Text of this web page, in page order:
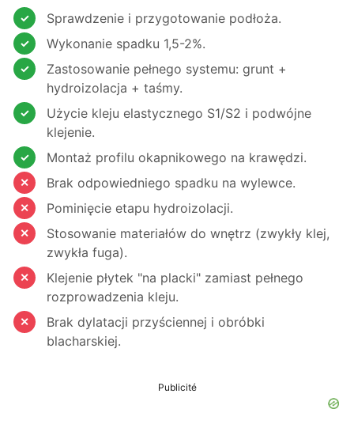
Sprawdzenie i przygotowanie podłoża.
Wykonanie spadku 1,5-2%.
Zastosowanie pełnego systemu: grunt +
hydroizolacja + taśmy.
Użycie kleju elastycznego S1/S2 i podwójne
klejenie.
Montaż profilu okapnikowego na krawędzi.
Brak odpowiedniego spadku na wylewce.
Pominięcie etapu hydroizolacji.
Stosowanie materiałów do wnętrz (zwykły klej,
zwykła fuga).
Klejenie płytek "na placki" zamiast pełnego
rozprowadzenia kleju.
Brak dylatacji przyściennej i obróbki
blacharskiej.
Publicité